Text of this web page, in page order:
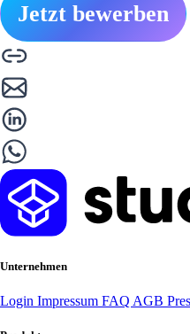
Jetzt bewerben
Unternehmen
Login Impressum FAQ AGB